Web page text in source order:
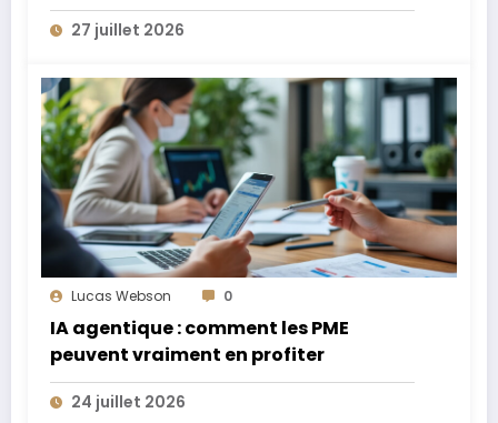
défense
27 juillet 2026
Lucas Webson 0
IA agentique : comment les PME
peuvent vraiment en profiter
24 juillet 2026